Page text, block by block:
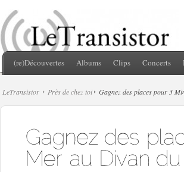
(re)Découvertes Albums Clips Concerts
LeTransistor Près de chez toi Gagnez des places pour 3